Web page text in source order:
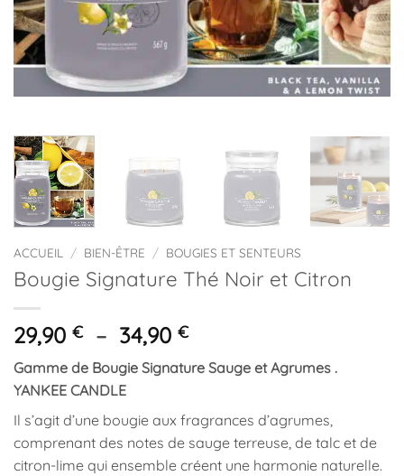
ACCUEIL / BIEN-ÊTRE / BOUGIES ET SENTEURS
Bougie Signature Thé Noir et Citron
29,90 € – 34,90 €Plage
de
prix :
à
34,90 €
Gamme de Bougie Signature Sauge et Agrumes .
YANKEE CANDLE
Il s’agit d’une bougie aux fragrances d’agrumes,
comprenant des notes de sauge terreuse, de talc et de
citron-lime qui ensemble créent une harmonie naturelle.